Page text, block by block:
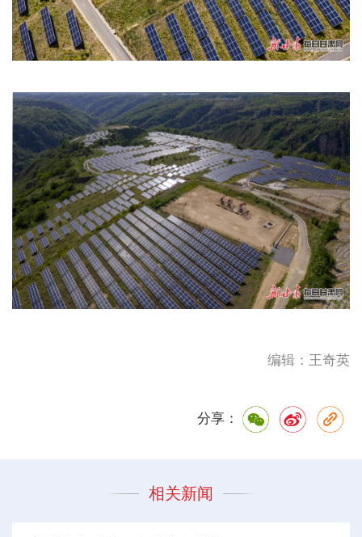
编辑：王奇英
分享：
相关新闻